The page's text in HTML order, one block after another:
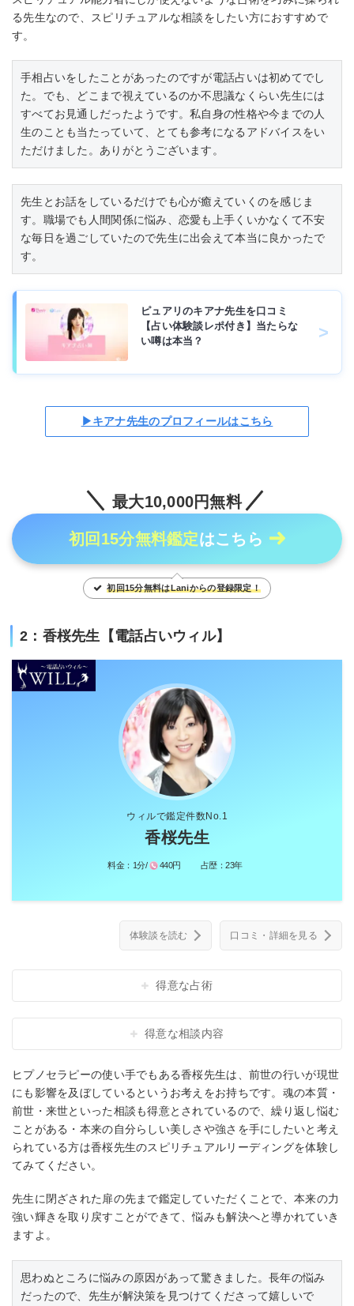
る先生なので、スピリチュアルな相談をしたい方におすすめで
す。
手相占いをしたことがあったのですが電話占いは初めてでし
た。でも、どこまで視えているのか不思議なくらい先生には
すべてお見通しだったようです。私自身の性格や今までの人
生のことも当たっていて、とても参考になるアドバイスをい
ただけました。ありがとうございます。
先生とお話をしているだけでも心が癒えていくのを感じま
す。職場でも人間関係に悩み、恋愛も上手くいかなくて不安
な毎日を過ごしていたので先生に出会えて本当に良かったで
す。
ピュアリのキアナ先生を口コミ
【占い体験談レポ付き】当たらな
い噂は本当？
▶キアナ先生のプロフィールはこちら
最大10,000円無料
初回15分無料鑑定はこちら
初回15分無料はLaniからの登録限定！
2：香桜先生【電話占いウィル】
ウィルで鑑定件数No.1
香桜先生
料金： 1分/ 440円 占歴：23年
体験談を読む 口コミ・詳細を見る
得意な占術
得意な相談内容
ヒプノセラピーの使い手でもある香桜先生は、前世の行いが現世
にも影響を及ぼしているというお考えをお持ちです。魂の本質・
前世・来世といった相談も得意とされているので、繰り返し悩む
ことがある・本来の自分らしい美しさや強さを手にしたいと考え
られている方は香桜先生のスピリチュアルリーディングを体験し
てみてください。
先生に閉ざされた扉の先まで鑑定していただくことで、本来の力
強い輝きを取り戻すことができて、悩みも解決へと導かれていき
ますよ。
思わぬところに悩みの原因があって驚きました。長年の悩み
だったので、先生が解決策を見つけてくださって嬉しいで